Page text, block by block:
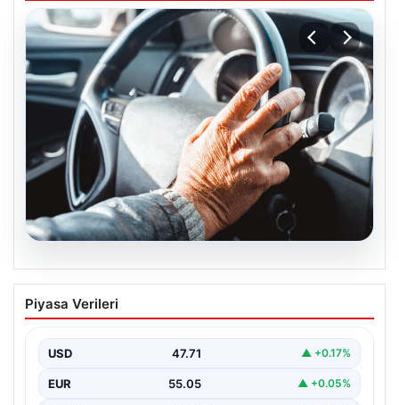
Emekliye ÖTV’siz araç verilecek mi,
yasa çıkacak mı? Milyonlarca emekli
Piyasa Verileri
USD 47.71 ▲ +0.17%
EUR 55.05 ▲ +0.05%